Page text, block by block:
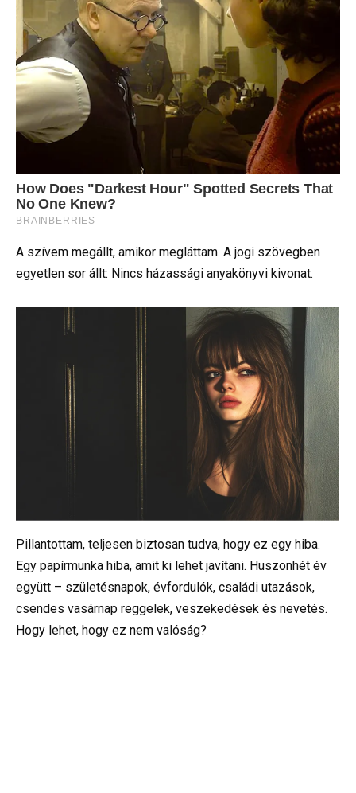
A szívem megállt, amikor megláttam. A jogi szövegben
egyetlen sor állt: Nincs házassági anyakönyvi kivonat.
Pillantottam, teljesen biztosan tudva, hogy ez egy hiba.
Egy papírmunka hiba, amit ki lehet javítani. Huszonhét év
együtt – születésnapok, évfordulók, családi utazások,
csendes vasárnap reggelek, veszekedések és nevetés.
Hogy lehet, hogy ez nem valóság?